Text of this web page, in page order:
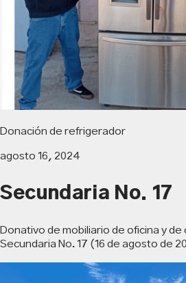
Donación de refrigerador
agosto 16, 2024
Secundaria No. 17
Donativo de mobiliario de oficina y de
Secundaria No. 17 (16 de agosto de